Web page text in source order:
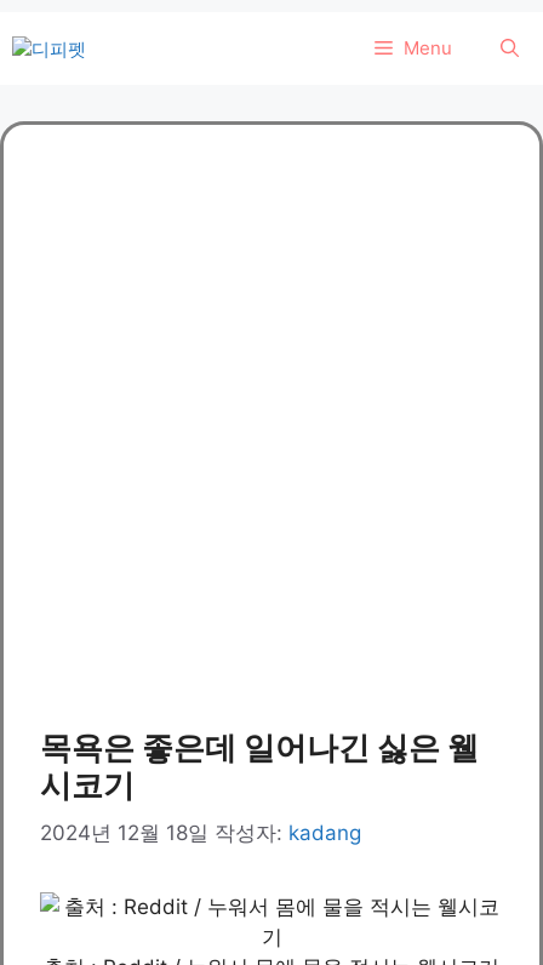
텐
로
건
Menu
목욕은 좋은데 일어나긴 싫은 웰
시코기
2024년 12월 18일 작성자: kadang